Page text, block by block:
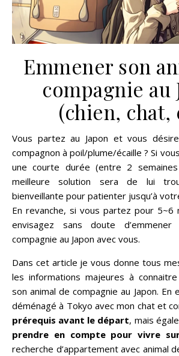
Emmener son
compagnie au
(chien, chat,
Vous partez au Japon et vous désirez emmener votre
compagnon à poil/plume/écaille ? Si
une courte durée (entre 2
meilleure solution sera de lui
bienveillante pour patienter jusqu’à
En revanche, si vous partez pour 5~6
envisagez sans doute
compagnie au Japon avec vous.
Dans cet article je vous donne tous
les informations majeures à
son animal de compagnie au Japon. En
déménagé à Tokyo avec mon chat et
prérequis avant le départ, mais
prendre en compte pour vivre
recherche d’appartement avec animal